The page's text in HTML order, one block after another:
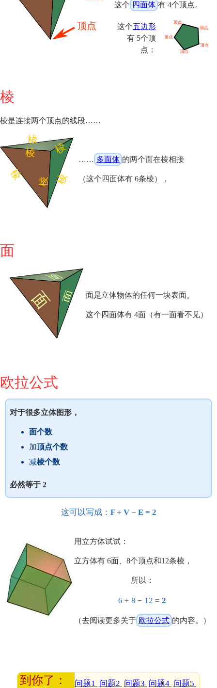
这个 四面体 有 4个顶点。
这个五边形
有 5个顶
点：
棱
棱是连接两个顶点的线段……
…… 多面体 的两个面在棱相接
（这个四面体有 6条棱），
面
面是立体物体的任何一块表面。
这个四面体有 4面（有一面看不见）
欧拉公式
对于很多立体图形，
面个数
加顶点个数
减棱个数
必然等于 2
这可以写成： F + V − E = 2
用立方体试试：
立方体有 6面、8个顶点和12条棱，
所以：
6 + 8 − 12 = 2
（去阅读更多关于 欧拉公式 的内容。）
问题1 问题2 问题3 问题4 问题5